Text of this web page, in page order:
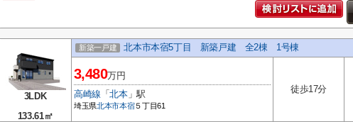
3LDK
133.61㎡
新築一戸建 北本市本宿5丁目 新築戸建 全2棟 1号棟
3,480万円
高崎線 「北本」駅
埼玉県北本市本宿５丁目61
徒歩17分